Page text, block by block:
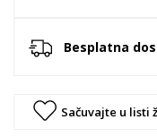
Besplatna
Sačuvajte u listi